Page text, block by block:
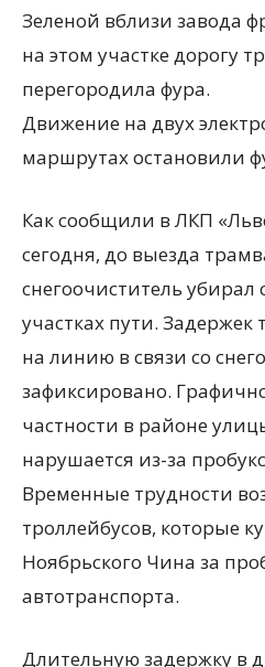
Зеленой вблизи завода
на этом участке дорогу
перегородила фура.
Движение на двух
маршрутах остановили
Как сообщили в ЛКП
сегодня, до выезда
снегоочиститель убирал
участках пути.
на линию в связи со
зафиксировано.
частности в районе
нарушается из-за
Временные трудности
троллейбусов, которые
Ноябрьского Чина за
автотранспорта.
Длительную задержку в